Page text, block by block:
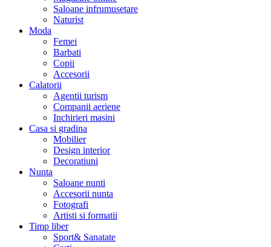
Saloane infrumusetare
Naturist
Moda
Femei
Barbati
Copii
Accesorii
Calatorii
Agentii turism
Companii aeriene
Inchirieri masini
Casa si gradina
Mobilier
Design interior
Decoratiuni
Nunta
Saloane nunti
Accesorii nunta
Fotografi
Artisti si formatii
Timp liber
Sport& Sanatate